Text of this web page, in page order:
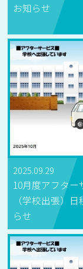
お知らせ
2025.09.29
10月度アフター
（学校出張）
らせ